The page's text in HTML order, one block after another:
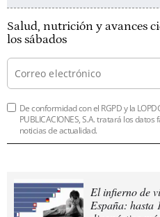
Salud, nutrición y avances
los sábados
De conformidad con el RGPD y la
PUBLICACIONES, S.A. tratará los
noticias de actualidad.
El infierno de
España: hasta